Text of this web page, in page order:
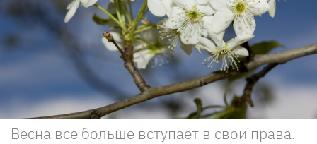
Весна все больше вступает в свои права.